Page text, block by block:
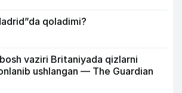
qoladimi?
vaziri Britaniyada qizlarni
ushlangan — The Guardian